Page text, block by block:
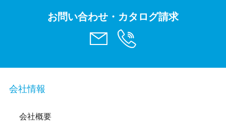
お問い合わせ・カタログ請求
会社情報
会社概要